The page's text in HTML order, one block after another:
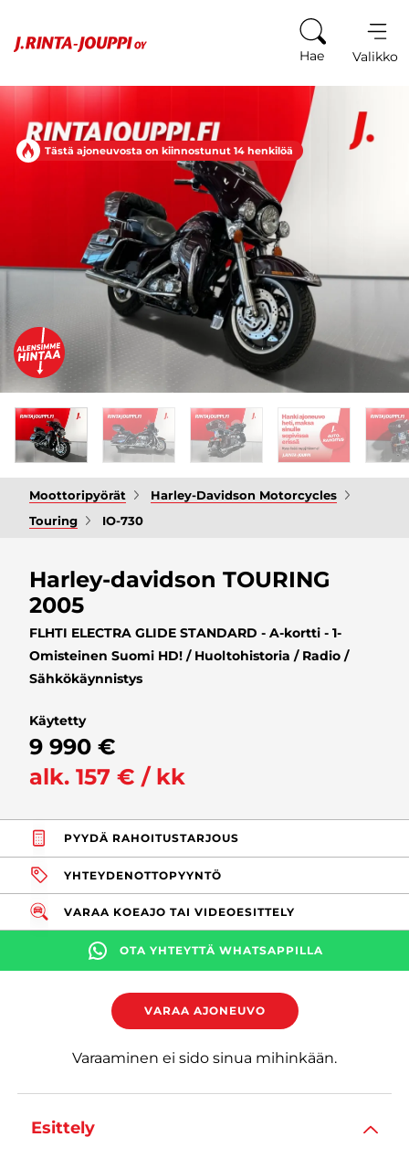
Hae Valikko
Tästä ajoneuvosta on kiinnostunut 14 henkilöä
Moottoripyörät
Harley-Davidson Motorcycles
Touring
IO-730
Harley-davidson TOURING
2005
FLHTI ELECTRA GLIDE STANDARD - A-kortti - 1-
Omisteinen Suomi HD! / Huoltohistoria / Radio /
Sähkökäynnistys
Käytetty
9 990 €
alk. 157 € / kk
PYYDÄ RAHOITUSTARJOUS
YHTEYDENOTTOPYYNTÖ
VARAA KOEAJO TAI VIDEOESITTELY
OTA YHTEYTTÄ WHATSAPPILLA
VARAA AJONEUVO
Varaaminen ei sido sinua mihinkään.
Esittely